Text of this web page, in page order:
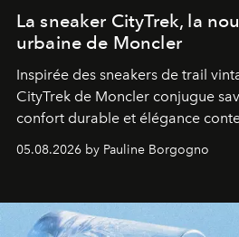
La sneaker CityTrek, la
urbaine de Moncler
Inspirée des sneakers de trail
CityTrek de Moncler conjugue
confort durable et élégance
05.08.2026 by Pauline Borgogno